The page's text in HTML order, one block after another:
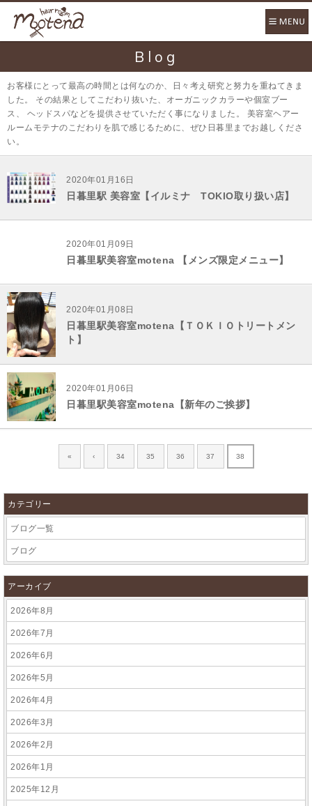
Blog
お客様にとって最高の時間とは何なのか、日々考え研究と努力を重ねてきま
した。 その結果としてこだわり抜いた、オーガニックカラーや個室ブー
ス、 ヘッドスパなどを提供させていただく事になりました。 美容室ヘアー
ルームモテナのこだわりを肌で感じるために、ぜひ日暮里までお越しくださ
い。
2020年01月16日
日暮里駅 美容室【イルミナ TOKIO取り扱い店】
2020年01月09日
日暮里駅美容室motena 【メンズ限定メニュー】
2020年01月08日
日暮里駅美容室motena【ＴＯＫＩＯトリートメン
ト】
2020年01月06日
日暮里駅美容室motena【新年のご挨拶】
« ‹ 34 35 36 37 38
カテゴリー
ブログ一覧
ブログ
アーカイブ
2026年8月
2026年7月
2026年6月
2026年5月
2026年4月
2026年3月
2026年2月
2026年1月
2025年12月